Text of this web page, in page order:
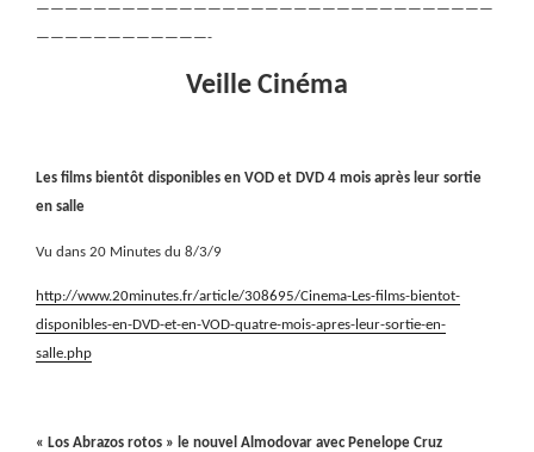
————————————————————————————————
————————————-
Veille Cinéma
Les films bientôt disponibles en VOD et DVD 4 mois après leur sortie
en salle
Vu dans 20 Minutes du 8/3/9
http://www.20minutes.fr/article/308695/Cinema-Les-films-bientot-
disponibles-en-DVD-et-en-VOD-quatre-mois-apres-leur-sortie-en-
salle.php
« Los Abrazos rotos » le nouvel Almodovar avec Penelope Cruz